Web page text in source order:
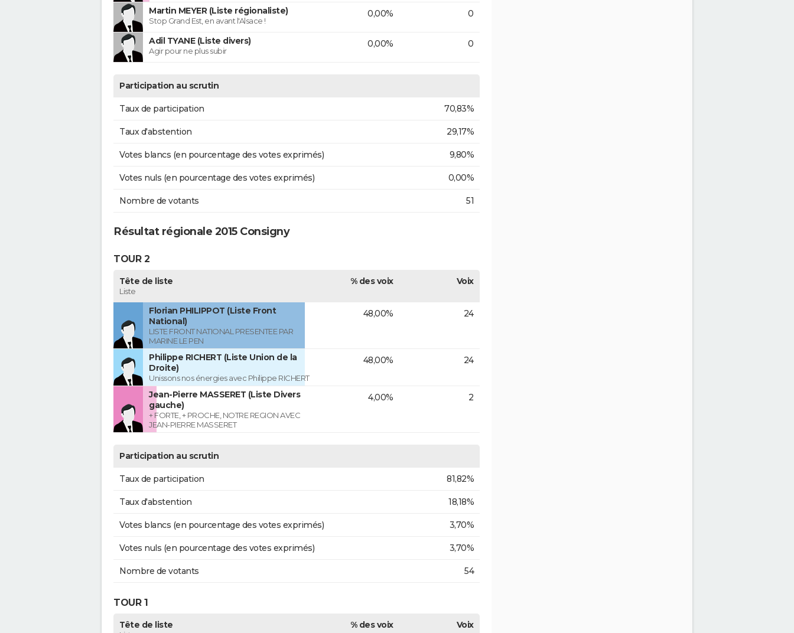
Martin MEYER (Liste régionaliste)
Stop Grand Est, en avant l'Alsace !
0,00% 0
Adil TYANE (Liste divers)
Agir pour ne plus subir
0,00% 0
Participation au scrutin
Taux de participation 70,83%
Taux d'abstention 29,17%
Votes blancs (en pourcentage des votes exprimés) 9,80%
Votes nuls (en pourcentage des votes exprimés) 0,00%
Nombre de votants 51
Résultat régionale 2015 Consigny
TOUR 2
Tête de liste
Liste
% des voix Voix
Florian PHILIPPOT (Liste Front
National)
LISTE FRONT NATIONAL PRESENTEE PAR
MARINE LE PEN
48,00% 24
Philippe RICHERT (Liste Union de la
Droite)
Unissons nos énergies avec Philippe RICHERT
48,00% 24
Jean-Pierre MASSERET (Liste Divers
gauche)
+ FORTE, + PROCHE, NOTRE REGION AVEC
JEAN-PIERRE MASSERET
4,00% 2
Participation au scrutin
Taux de participation 81,82%
Taux d'abstention 18,18%
Votes blancs (en pourcentage des votes exprimés) 3,70%
Votes nuls (en pourcentage des votes exprimés) 3,70%
Nombre de votants 54
TOUR 1
Tête de liste % des voix Voix